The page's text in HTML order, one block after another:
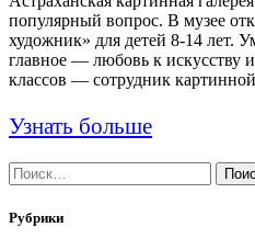
популярный вопрос. В музее
художник» для детей 8-14 лет.
главное — любовь к искусству
классов — сотрудник
Узнать больше
Найти:
Рубрики